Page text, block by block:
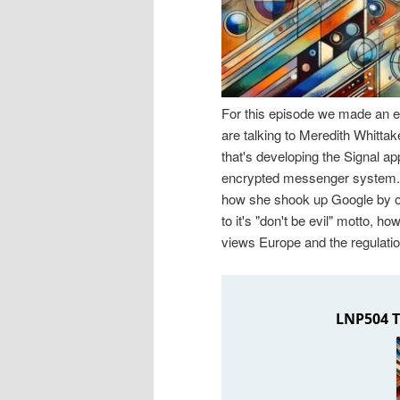
n
I
n
h
a
l
r
e
n
I
n
h
For this episode we made an
are talking to Meredith
that's developing the Signal
encrypted messenger
how she shook up Google by
to it's "don't be evil" motto,
views Europe and the